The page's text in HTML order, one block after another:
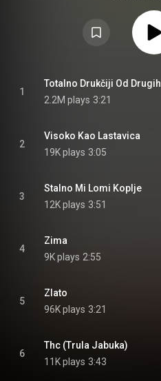
1
Totalno Drukčiji Od Drugih
2.2M plays 3:21
2
Visoko Kao Lastavica
19K plays 3:05
3
Stalno Mi Lomi Koplje
12K plays 3:51
4
Zima
9K plays 2:55
5
Zlato
96K plays 3:21
6
Thc (Trula Jabuka)
11K plays 3:43